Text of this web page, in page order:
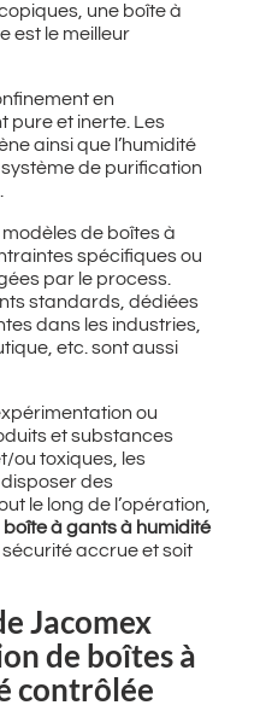
une boîte à
est le meilleur
en
pure et inerte. Les
ainsi que l’humidité
système de purification
de boîtes à
spécifiques ou
par le process.
standards, dédiées
dans les industries,
etc. sont aussi
ou
et substances
ou toxiques, les
des
le long de l’opération,
boîte à gants à humidité
accrue et soit
Jacomex
de boîtes à
contrôlée